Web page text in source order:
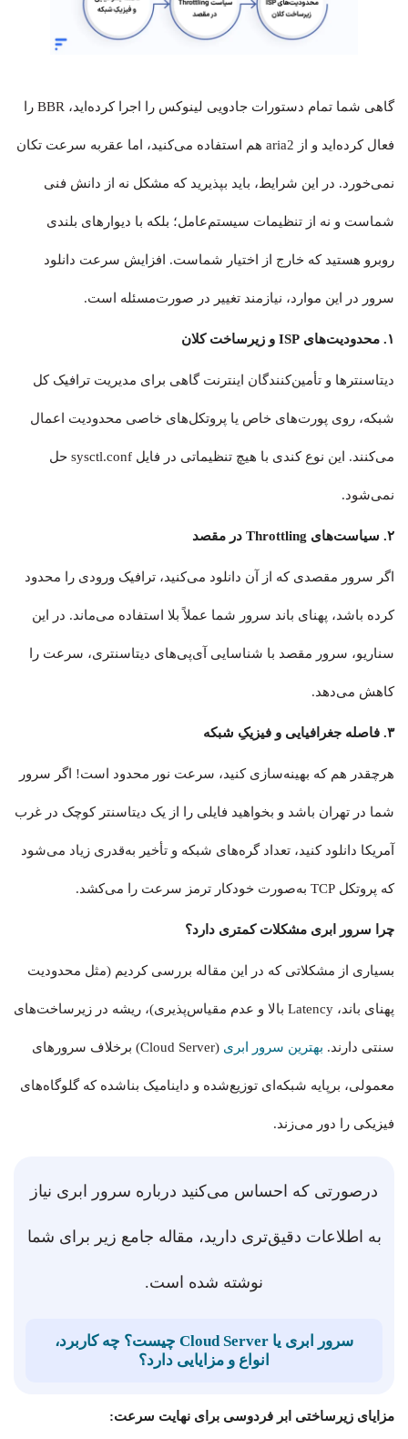
گاهی شما تمام دستورات جادویی لینوکس را اجرا کرده‌اید، BBR را
فعال کرده‌اید و از aria2 هم استفاده می‌کنید، اما عقربه سرعت تکان
نمی‌خورد. در این شرایط، باید بپذیرید که مشکل نه از دانش فنی
شماست و نه از تنظیمات سیستم‌عامل؛ بلکه با دیوارهای بلندی
روبرو هستید که خارج از اختیار شماست. افزایش سرعت دانلود
سرور در این موارد، نیازمند تغییر در صورت‌مسئله است.
۱. محدودیت‌های ISP و زیرساخت کلان
دیتاسنترها و تأمین‌کنندگان اینترنت گاهی برای مدیریت ترافیک کل
شبکه، روی پورت‌های خاص یا پروتکل‌های خاصی محدودیت اعمال
می‌کنند. این نوع کندی با هیچ تنظیماتی در فایل sysctl.conf حل
نمی‌شود.
۲. سیاست‌های Throttling در مقصد
اگر سرور مقصدی که از آن دانلود می‌کنید، ترافیک ورودی را محدود
کرده باشد، پهنای باند سرور شما عملاً بلا استفاده می‌ماند. در این
سناریو، سرور مقصد با شناسایی آی‌پی‌های دیتاسنتری، سرعت را
کاهش می‌دهد.
۳. فاصله جغرافیایی و فیزیکِ شبکه
هرچقدر هم که بهینه‌سازی کنید، سرعت نور محدود است! اگر سرور
شما در تهران باشد و بخواهید فایلی را از یک دیتاسنتر کوچک در غرب
آمریکا دانلود کنید، تعداد گره‌های شبکه و تأخیر به‌قدری زیاد می‌شود
که پروتکل TCP به‌صورت خودکار ترمز سرعت را می‌کشد.
چرا سرور ابری مشکلات کمتری دارد؟
بسیاری از مشکلاتی که در این مقاله بررسی کردیم (مثل محدودیت
پهنای باند، Latency بالا و عدم مقیاس‌پذیری)، ریشه در زیرساخت‌های
سنتی دارند. بهترین سرور ابری (Cloud Server) برخلاف سرورهای
معمولی، برپایه شبکه‌ای توزیع‌شده و داینامیک بناشده که گلوگاه‌های
فیزیکی را دور می‌زند.
درصورتی که احساس می‌کنید درباره سرور ابری نیاز
به اطلاعات دقیق‌تری دارید، مقاله جامع زیر برای شما
نوشته شده است.
سرور ابری یا Cloud Server چیست؟ چه کاربرد،
انواع و مزایایی دارد؟
مزایای زیرساختی ابر فردوسی برای نهایت سرعت: